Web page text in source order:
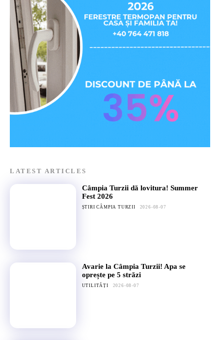
LATEST ARTICLES
Câmpia Turzii dă lovitura! Summer
Fest 2026
ȘTIRI CÂMPIA TURZII 2026-08-07
Avarie la Câmpia Turzii! Apa se
oprește pe 5 străzi
UTILITĂȚI 2026-08-07